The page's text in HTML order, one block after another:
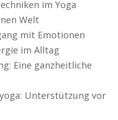
im Yoga
Welt
mit Emotionen
im Alltag
Eine ganzheitliche
Unterstützung vor